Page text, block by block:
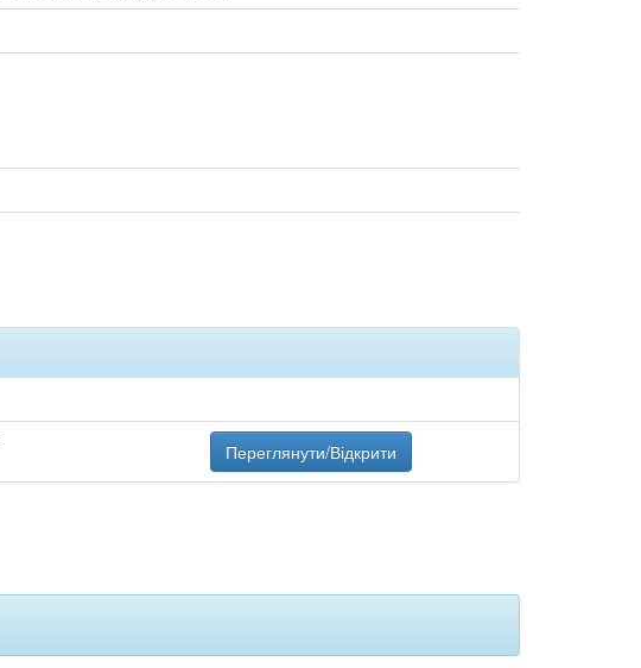
Переглянути/Відкрити